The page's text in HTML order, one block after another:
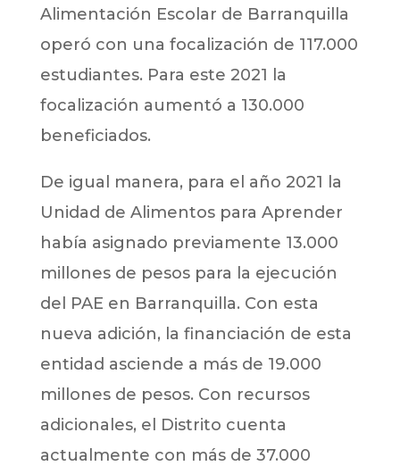
Alimentación Escolar de Barranquilla
operó con una focalización de 117.000
estudiantes. Para este 2021 la
focalización aumentó a 130.000
beneficiados.
De igual manera, para el año 2021 la
Unidad de Alimentos para Aprender
había asignado previamente 13.000
millones de pesos para la ejecución
del PAE en Barranquilla. Con esta
nueva adición, la financiación de esta
entidad asciende a más de 19.000
millones de pesos. Con recursos
adicionales, el Distrito cuenta
actualmente con más de 37.000